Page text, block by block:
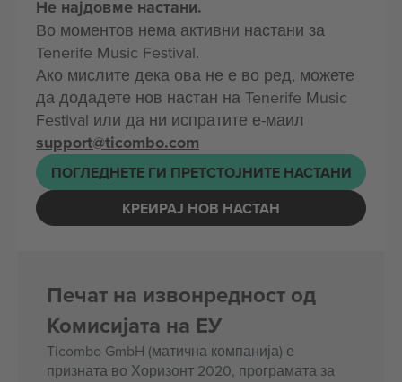
Не најдовме настани.
Во моментов нема активни настани за
Tenerife Music Festival.
Ако мислите дека ова не е во ред, можете
да додадете нов настан на Tenerife Music
Festival или да ни испратите е-маил
support@ticombo.com
ПОГЛЕДНЕТЕ ГИ ПРЕТСТОЈНИТЕ НАСТАНИ
КРЕИРАЈ НОВ НАСТАН
Печат на извонредност од
Комисијата на ЕУ
Ticombo GmbH (матична компанија) е
призната во Хоризонт 2020, програмата за